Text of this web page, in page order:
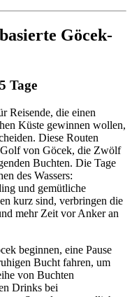
Göcek-
Tage
Reisende, die einen
Küste gewinnen wollen,
Diese Routen
von Göcek, die Zwölf
Buchten. Die Tage
des Wassers:
und gemütliche
kurz sind, verbringen die
mehr Zeit vor Anker an
beginnen, eine Pause
Bucht fahren, um
von Buchten
Drinks bei